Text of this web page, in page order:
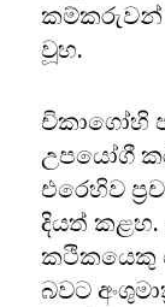
කම්කරුවන්
වූහ.
චිකාගෝහි
උපයෝගී
එරෙහිව
දියත් කළහ.
කථිකයෙකු
බවට